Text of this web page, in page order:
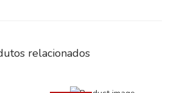
relacionados